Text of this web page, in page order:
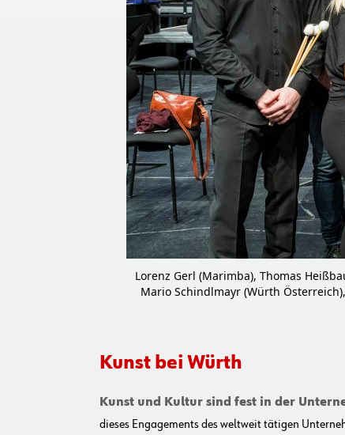
Lorenz Gerl (Marimba), Thomas
Mario Schindlmayr (Würth
Kunst bei Würth
Kunst und Kultur sind fest in der
dieses Engagements des weltweit tätigen